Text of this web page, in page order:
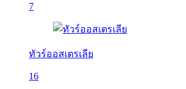
7
ทัวร์ออสเตรเลีย
16